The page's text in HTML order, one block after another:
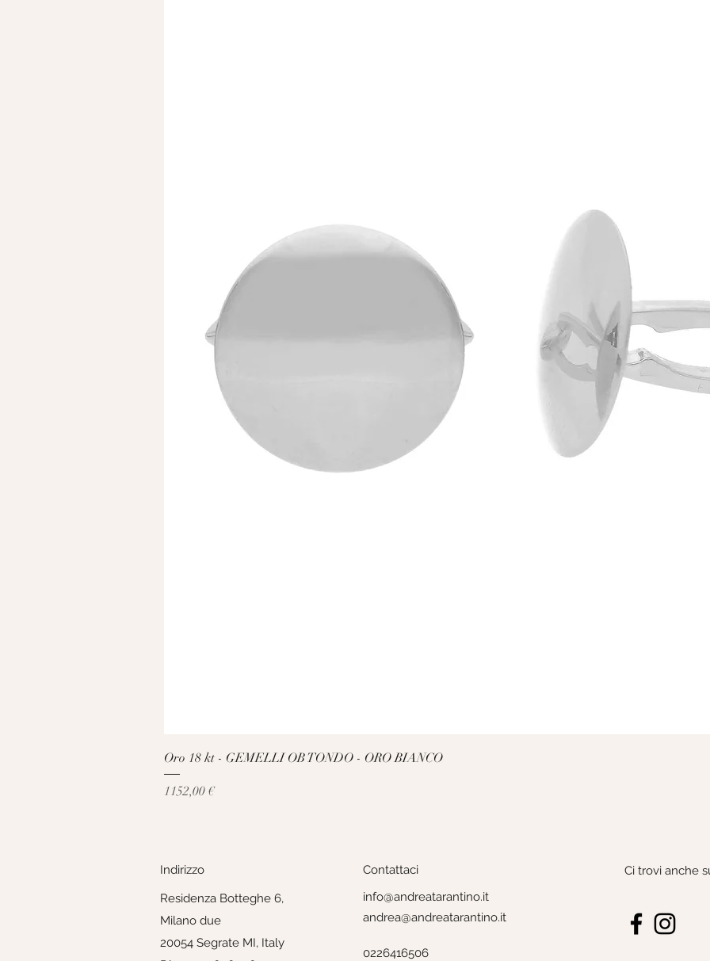
Oro 18 kt - GEMELLI OB TONDO - ORO BIANCO
Prezzo
1152,00 €
Indirizzo
Residenza Botteghe 6,
Milano due
20054 Segrate MI, Italy
Contattaci
info@andreatarantino.it
andrea@andreatarantino.it
0226416506
Ci trovi anche